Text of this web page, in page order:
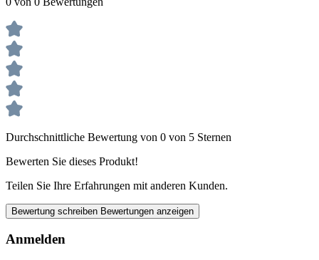
Durchschnittliche Bewertung von 0 von 5 Sternen
Bewerten Sie dieses Produkt!
Teilen Sie Ihre Erfahrungen mit anderen Kunden.
Bewertung schreiben Bewertungen anzeigen
Anmelden